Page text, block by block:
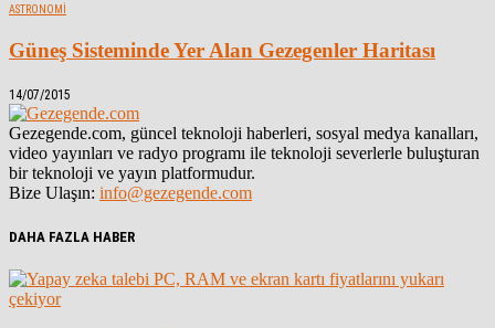
ASTRONOMI
Güneş Sisteminde Yer Alan Gezegenler Haritası
14/07/2015
Gezegende.com, güncel teknoloji haberleri, sosyal medya kanalları,
video yayınları ve radyo programı ile teknoloji severlerle buluşturan
bir teknoloji ve yayın platformudur.
Bize Ulaşın: info@gezegende.com
DAHA FAZLA HABER